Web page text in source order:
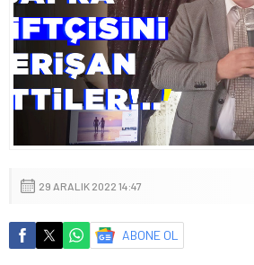
29 ARALIK 2022 14:47
ABONE OL